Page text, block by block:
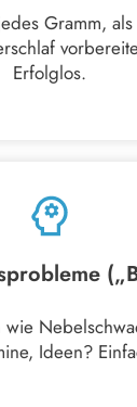
Gramm,
Erfolglos.
wie
Ideen?